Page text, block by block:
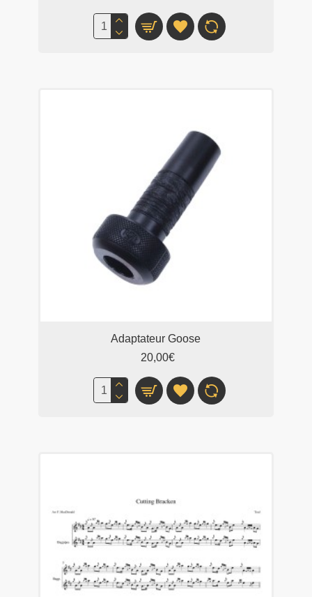
Adaptateur Goose
20,00€